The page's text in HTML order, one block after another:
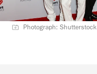
Photograph: Shutterstock